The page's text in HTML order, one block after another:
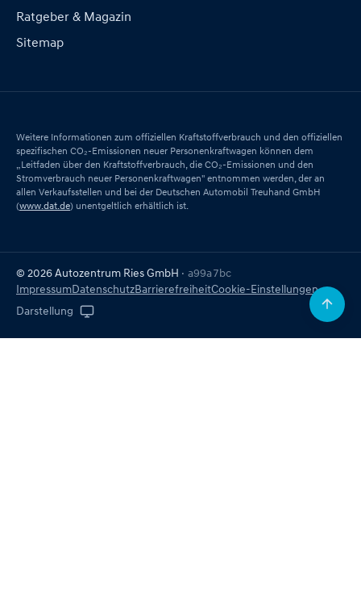
Ratgeber & Magazin
Sitemap
Weitere Informationen zum offiziellen Kraftstoffverbrauch und den offiziellen
spezifischen CO₂-Emissionen neuer Personenkraftwagen können dem
„Leitfaden über den Kraftstoffverbrauch, die CO₂-Emissionen und den
Stromverbrauch neuer Personenkraftwagen" entnommen werden, der an
allen Verkaufsstellen und bei der Deutschen Automobil Treuhand GmbH
(www.dat.de) unentgeltlich erhältlich ist.
© 2026 Autozentrum Ries GmbH · a99a7bc
ImpressumDatenschutzBarrierefreiheitCookie-Einstellungen
Darstellung